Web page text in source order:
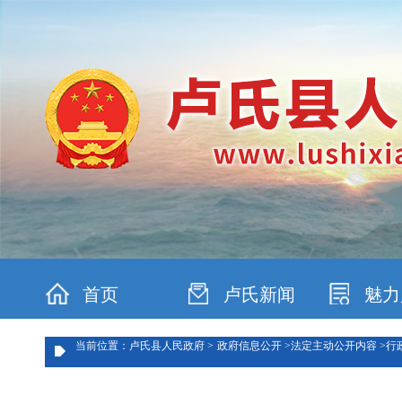
首页 卢氏新闻 魅
当前位置：卢氏县人民政府 > 政府信息公开 >法定主动公开内容 >行